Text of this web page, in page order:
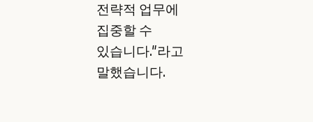
전략적 업무에
집중할 수
있습니다."라고
말했습니다.